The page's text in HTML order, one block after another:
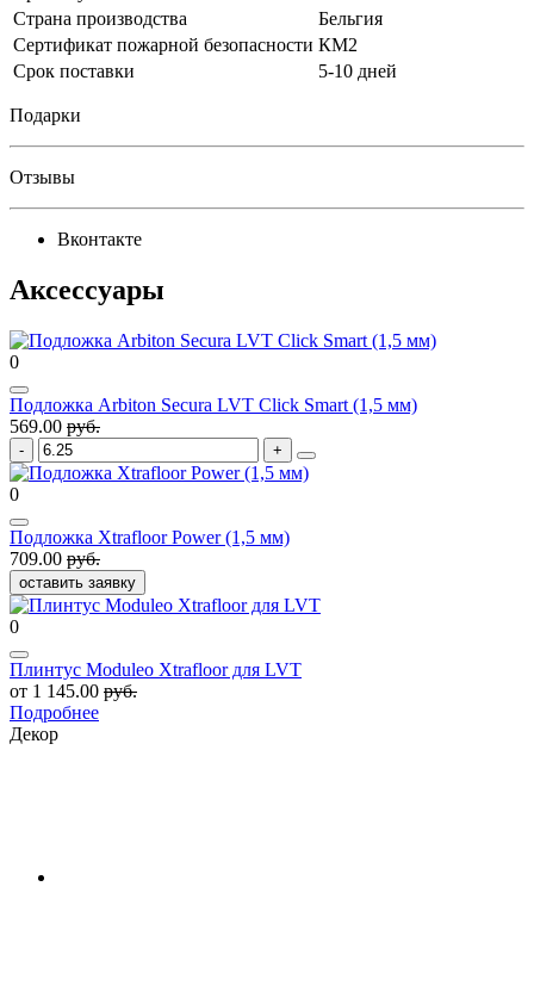
Страна производства
Бельгия
Сертификат пожарной безопасности КМ2
Срок поставки
5-10 дней
Подарки
Отзывы
Вконтакте
Аксессуары
0
Подложка Arbiton Secura LVT Click Smart (1,5 мм)
569.00 руб.
0
Подложка Xtrafloor Power (1,5 мм)
709.00 руб.
оставить заявку
0
Плинтус Moduleo Xtrafloor для LVT
от 1 145.00 руб.
Подробнее
Декор